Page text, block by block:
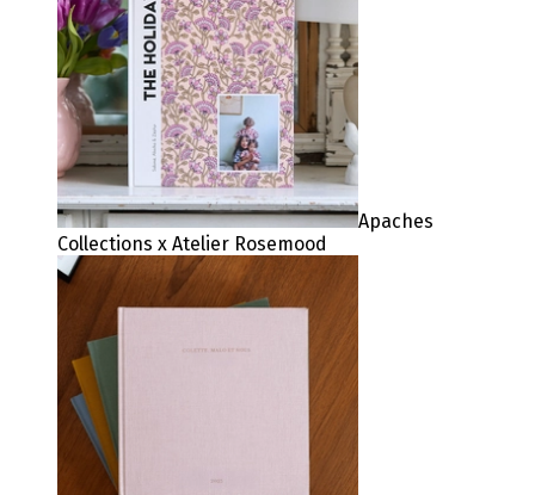
Apaches
Collections x Atelier Rosemood